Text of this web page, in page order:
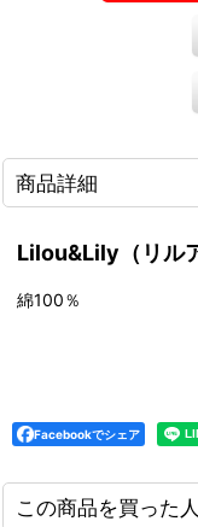
商品詳細
Lilou&Lily（リル
綿100％
Facebookでシェア
この商品を買った